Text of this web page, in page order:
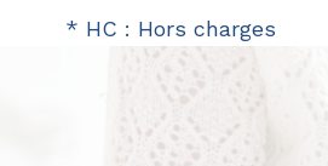
* HC : Hors charges